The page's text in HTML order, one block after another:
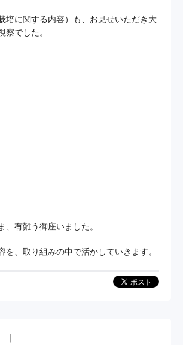
培に関する内容）も、お見せいただき大
察でした。
、有難う御座いました。
を、取り組みの中で活かしていきます。
｜